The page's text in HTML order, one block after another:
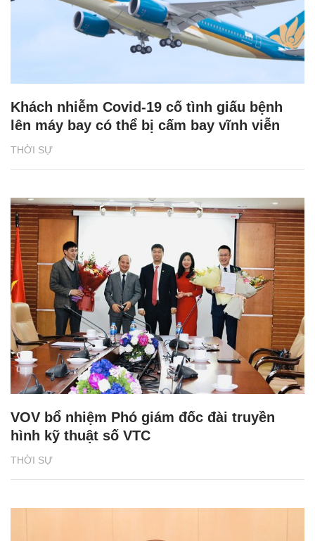
THỜI SỰ
Khách nhiễm Covid-19 cố tình giấu bệnh
lên máy bay có thể bị cấm bay vĩnh viễn
THỜI SỰ
VOV bổ nhiệm Phó giám đốc đài truyền
hình kỹ thuật số VTC